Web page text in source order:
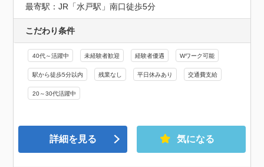
最寄駅：JR「水戸駅」南口徒歩5分
こだわり条件
40代～活躍中 未経験者歓迎 経験者優遇 Wワーク可能
駅から徒歩5分以内 残業なし 平日休みあり 交通費支給
20～30代活躍中
詳細を見る 気になる